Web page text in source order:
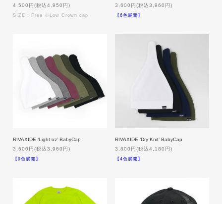
4,500円(税込4,950円)
SIZE : Free ※Low Crown cap
3,600円(税込3,960円)
【6色展開】
RIVAXIDE ‘Light oz’ BabyCap
3,600円(税込3,960円)
【9色展開】
RIVAXIDE ‘Dry Knit’ BabyCap
3,800円(税込4,180円)
【4色展開】